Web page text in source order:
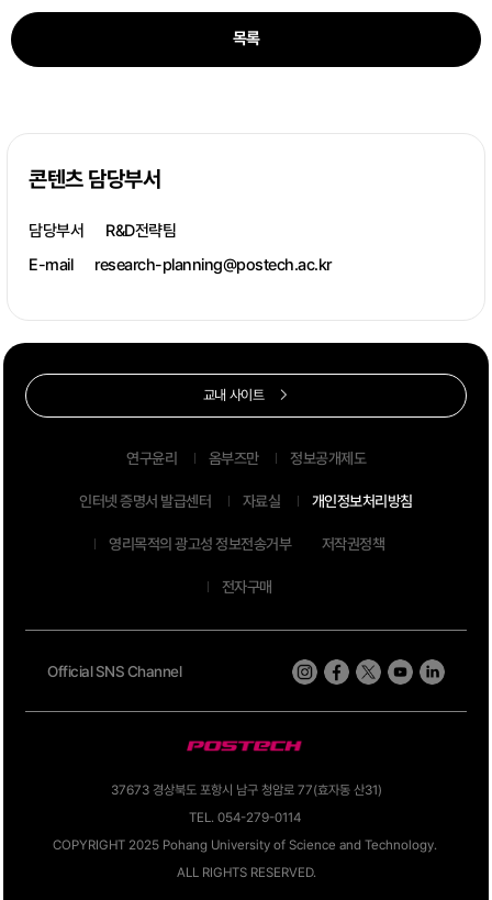
목록
콘텐츠 담당부서
담당부서
R&D전략팀
E-mail
research-planning@postech.ac.kr
37673 경상북도 포항시 남구 청암로 77(효자동 산31)
TEL. 054-279-0114
COPYRIGHT 2025 Pohang University of Science and Technology.
ALL RIGHTS RESERVED.
Official SNS Channel
연구윤리 옴부즈만 정보공개제도
인터넷 증명서 발급센터 자료실 개인정보처리방침
영리목적의 광고성 정보전송거부 저작권정책
전자구매
교내 사이트